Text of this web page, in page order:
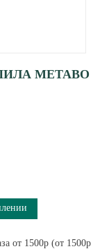
METABO
от 1500р (от 1500р